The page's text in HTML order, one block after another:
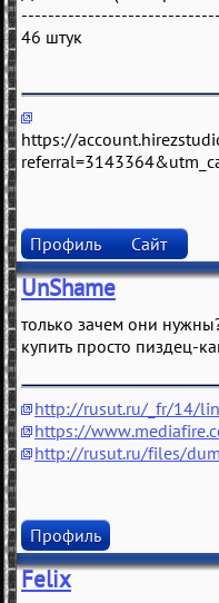
46 штук
https://
Профиль Сайт
UnShame
только зачем они
купить просто пиздец-
http://rusut.ru/_fr/14/
https://
http://rusut.ru/files/
Профиль
Felix